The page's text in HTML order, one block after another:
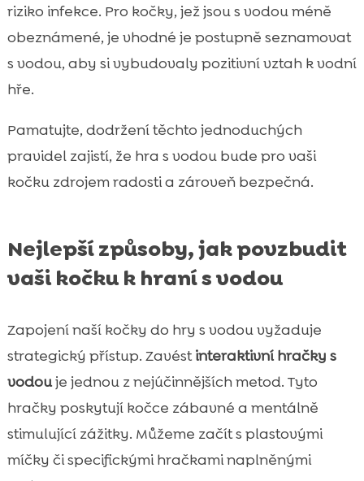
riziko infekce. Pro kočky, jež jsou s vodou méně
obeznámené, je vhodné je postupně seznamovat
s vodou, aby si vybudovaly pozitivní vztah k vodní
hře.
Pamatujte, dodržení těchto jednoduchých
pravidel zajistí, že hra s vodou bude pro vaši
kočku zdrojem radosti a zároveň bezpečná.
Nejlepší způsoby, jak povzbudit
vaši kočku k hraní s vodou
Zapojení naší kočky do hry s vodou vyžaduje
strategický přístup. Zavéstinteraktivní hračky s
vodouje jednou z nejúčinnějších metod. Tyto
hračky poskytují kočce zábavné a mentálně
stimulující zážitky. Můžeme začít s plastovými
míčky či specifickými hračkami naplněnými